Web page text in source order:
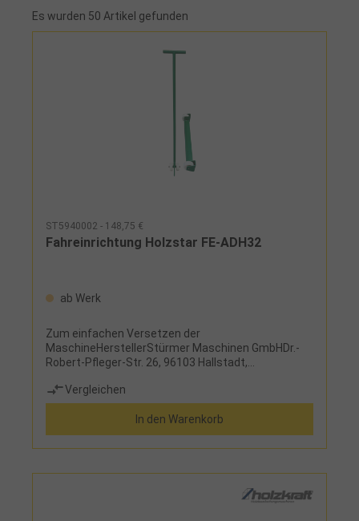
Es wurden 50 Artikel gefunden
ST5940002 - 148,75 €
Fahreinrichtung Holzstar FE-ADH32
ab Werk
Zum einfachen Versetzen der
MaschineHerstellerStürmer Maschinen GmbHDr.-
Robert-Pfleger-Str. 26, 96103 Hallstadt,
Vergleichen
In den Warenkorb